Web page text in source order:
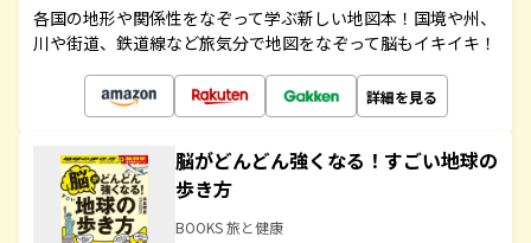
各国の地形や関係性をなぞって学ぶ新しい地図本！国境や州、
川や街道、鉄道線など旅気分で地図をなぞって脳もイキイキ！
詳細を見る
脳がどんどん強くなる！すごい地球の
歩き方
BOOKS 旅と健康